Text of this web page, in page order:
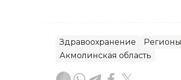
Здравоохранение Регионы
Акмолинская область